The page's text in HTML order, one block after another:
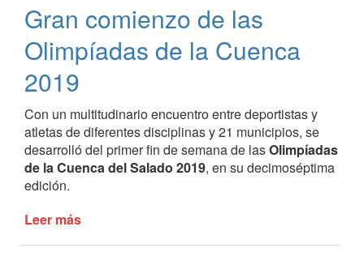
ocupación
hotelera
el
semana
de
Pascuas
Gran comienzo de las
Olimpíadas de la Cuenca
2019
Con un multitudinario encuentro entre deportistas y
atletas de diferentes disciplinas y 21 municipios, se
desarrolló del primer fin de semana de lasOlimpíadas
de la Cuenca del Salado 2019, en su decimoséptima
edición.
Leer más